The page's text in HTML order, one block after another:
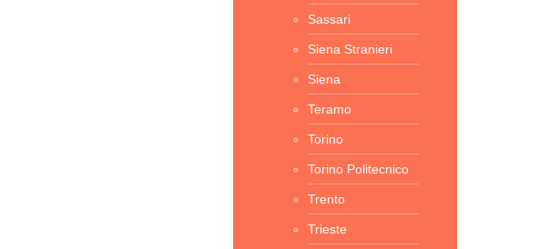
Sassari
Siena Stranieri
Siena
Teramo
Torino
Torino Politecnico
Trento
Trieste